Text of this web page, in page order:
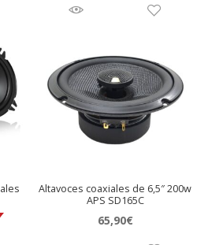
Altavoces coaxiales de 6,5″ 200w
APS SD165C
65,90€